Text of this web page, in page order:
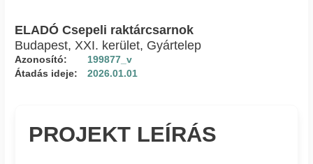
ELADÓ Csepeli raktárcsarnok
Budapest, XXI. kerület, Gyártelep
Azonosító:
199877_v
Átadás ideje:
2026.01.01
PROJEKT LEÍRÁS